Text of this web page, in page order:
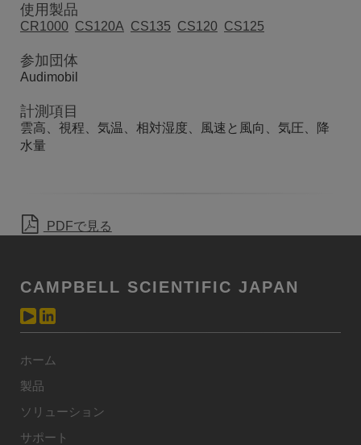
使用製品
CR1000 CS120A CS135 CS120 CS125
参加団体
Audimobil
計測項目
雲高、視程、気温、相対湿度、風速と風向、気圧、降
水量
PDFで見る
CAMPBELL SCIENTIFIC JAPAN
ホーム
製品
ソリューション
サポート